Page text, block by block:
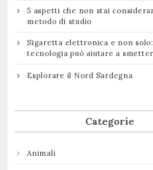
5 aspetti che non stai
metodo di studio
Sigaretta elettronica e non
tecnologia può aiutare a
Esplorare il Nord Sardegna
Categorie
Animali